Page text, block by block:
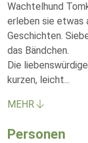
Wachtelhund
erleben sie etwas
Geschichten.
das Bändchen.
Die
kurzen, leicht...
MEHR
Personen